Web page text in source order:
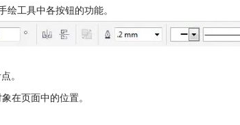
绘工具中各按钮的功能。
。
在页面中的位置。